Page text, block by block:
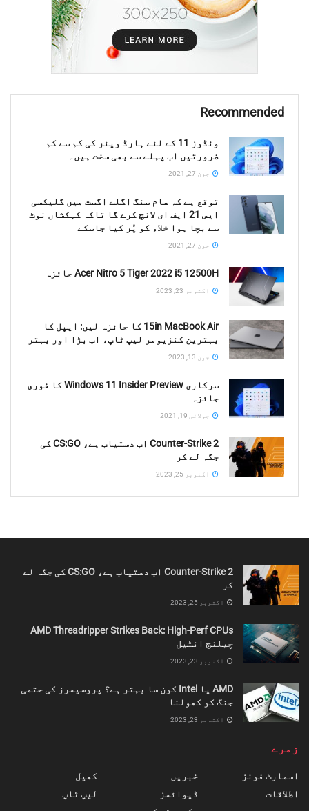
Recommended
ونڈوز 11 کے لئے ہارڈ ویئر کی کم سے کم
ضرورتیں اب پہلے سے بھی سخت ہیں۔
جون 27, 2021
توقع ہے کہ سام سنگ اگلے اگست میں گلیکسی
ایس 21 ایف ای لانچ کرے گا تاکہ کہکشاں نوٹ
سے بچا ہوا خلاء کو پُر کیا جاسکے
جون 27, 2021
Acer Nitro 5 Tiger 2022 i5 12500H جائزہ
اکتوبر 23, 2023
15in MacBook Air کا جائزہ لیں: ایپل کا
بہترین کنزیومر لیپ ٹاپ، اب بڑا اور بہتر
جون 13, 2023
سرکاری Windows 11 Insider Preview کا فوری
جائزہ
جولائی 19, 2021
Counter-Strike 2 اب دستیاب ہے، CS:GO کی
جگہ لے کر
اکتوبر 25, 2023
Counter-Strike 2 اب دستیاب ہے، CS:GO کی جگہ لے
کر
اکتوبر 25, 2023
AMD Threadripper Strikes Back: High-Perf CPUs
چیلنج انٹیل
اکتوبر 23, 2023
AMD یا Intel کون سا بہتر ہے؟ پروسیسرز کی حتمی
جنگ کو کھولنا
اکتوبر 23, 2023
زمرے
اسمارٹ فونز
اطلاقات
خبریں
ڈیوائسز
کھیل
لیپ ٹاپ